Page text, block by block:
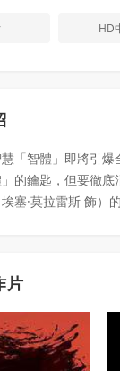
HD
「智體」即將引
的鑰匙，但要徹
塞·莫拉雷斯 飾）
片